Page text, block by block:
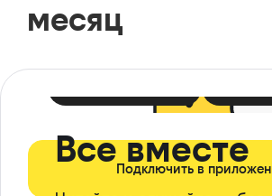
месяц
Все вместе
Подключить в